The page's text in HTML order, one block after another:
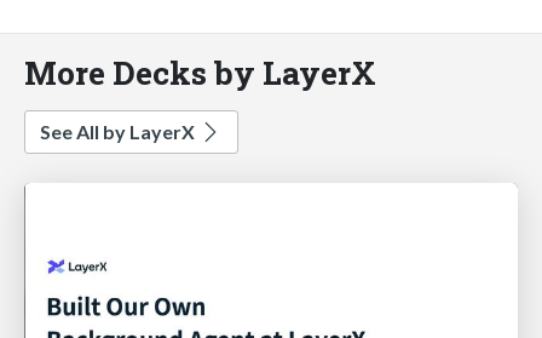
More Decks by LayerX
See All by LayerX